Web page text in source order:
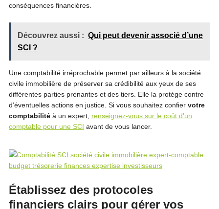
conséquences financières.
Découvrez aussi : Qui peut devenir associé d’une
SCI ?
Une comptabilité irréprochable permet par ailleurs à la société
civile immobilière de préserver sa crédibilité aux yeux de ses
différentes parties prenantes et des tiers. Elle la protège contre
d’éventuelles actions en justice. Si vous souhaitez confier votre
comptabilitéà un expert, renseignez-vous sur le coût d’un
comptable pour une SCI avant de vous lancer.
Établissez des protocoles
financiers clairs pour gérer vos